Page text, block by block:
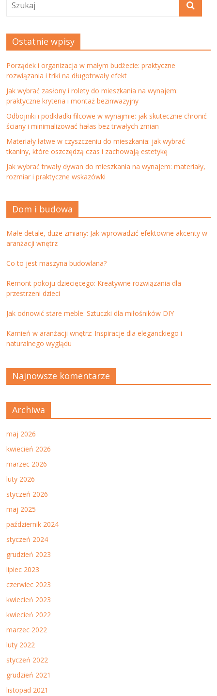
Ostatnie wpisy
Porządek i organizacja w małym budżecie: praktyczne
rozwiązania i triki na długotrwały efekt
Jak wybrać zasłony i rolety do mieszkania na wynajem:
praktyczne kryteria i montaż bezinwazyjny
Odbojniki i podkładki filcowe w wynajmie: jak skutecznie chronić
ściany i minimalizować hałas bez trwałych zmian
Materiały łatwe w czyszczeniu do mieszkania: jak wybrać
tkaniny, które oszczędzą czas i zachowają estetykę
Jak wybrać trwały dywan do mieszkania na wynajem: materiały,
rozmiar i praktyczne wskazówki
Dom i budowa
Małe detale, duże zmiany: Jak wprowadzić efektowne akcenty w
aranżacji wnętrz
Co to jest maszyna budowlana?
Remont pokoju dziecięcego: Kreatywne rozwiązania dla
przestrzeni dzieci
Jak odnowić stare meble: Sztuczki dla miłośników DIY
Kamień w aranżacji wnętrz: Inspiracje dla eleganckiego i
naturalnego wyglądu
Najnowsze komentarze
Archiwa
maj 2026
kwiecień 2026
marzec 2026
luty 2026
styczeń 2026
maj 2025
październik 2024
styczeń 2024
grudzień 2023
lipiec 2023
czerwiec 2023
kwiecień 2023
kwiecień 2022
marzec 2022
luty 2022
styczeń 2022
grudzień 2021
listopad 2021